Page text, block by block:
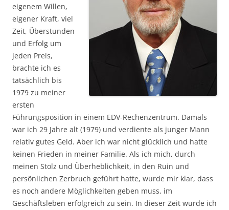
eigenem Willen,
eigener Kraft, viel
Zeit, Überstunden
und Erfolg um
jeden Preis,
brachte ich es
tatsächlich bis
1979 zu meiner
ersten
Führungsposition in einem EDV-Rechenzentrum. Damals
war ich 29 Jahre alt (1979) und verdiente als junger Mann
relativ gutes Geld. Aber ich war nicht glücklich und hatte
keinen Frieden in meiner Familie. Als ich mich, durch
meinen Stolz und Überheblichkeit, in den Ruin und
persönlichen Zerbruch geführt hatte, wurde mir klar, dass
es noch andere Möglichkeiten geben muss, im
Geschäftsleben erfolgreich zu sein. In dieser Zeit wurde ich